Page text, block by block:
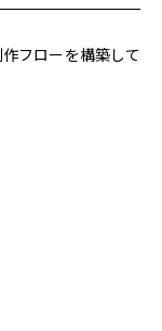
フローを構築して